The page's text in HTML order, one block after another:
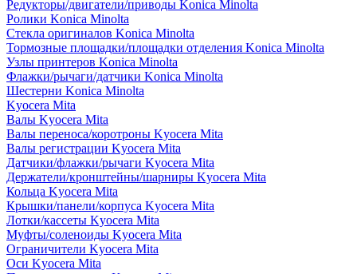
Редукторы/двигатели/приводы Konica Minolta
Ролики Konica Minolta
Стекла оригиналов Konica Minolta
Тормозные площадки/площадки отделения Konica Minolta
Узлы принтеров Konica Minolta
Флажки/рычаги/датчики Konica Minolta
Шестерни Konica Minolta
Kyocera Mita
Валы Kyocera Mita
Валы переноса/коротроны Kyocera Mita
Валы регистрации Kyocera Mita
Датчики/флажки/рычаги Kyocera Mita
Держатели/кронштейны/шарниры Kyocera Mita
Кольца Kyocera Mita
Крышки/панели/корпуса Kyocera Mita
Лотки/кассеты Kyocera Mita
Муфты/соленоиды Kyocera Mita
Ограничители Kyocera Mita
Оси Kyocera Mita